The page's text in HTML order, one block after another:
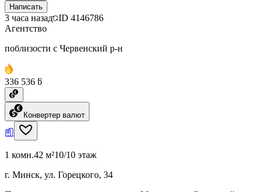
Написать
3 часа назад ID 4146786
Агентство
поблизости с Червенский р-н
336 536 ƃ
Конвертер валют
1 комн.42 м²10/10 этаж
г. Минск, ул. Горецкого, 34